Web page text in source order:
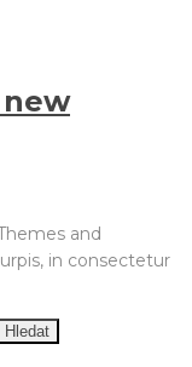
and
in consectetur